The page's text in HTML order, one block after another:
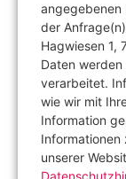
angegebenen
der
Hagwiesen 1,
Daten
verarbeitet.
wie wir mit
Information
Informationen
unserer